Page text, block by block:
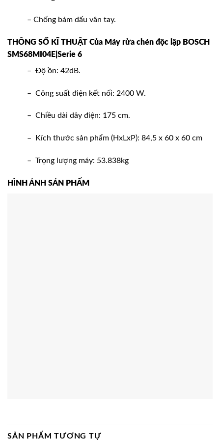
– Chống bám dấu vân tay.
THÔNG SỐ KĨ THUẬT Của Máy rửa chén độc lập BOSCH
SMS68MI04E|Serie 6
– Độ ồn: 42dB.
– Công suất điện kết nối: 2400 W.
– Chiều dài dây điện: 175 cm.
– Kích thước sản phẩm (HxLxP): 84,5 x 60 x 60 cm
– Trọng lượng máy: 53.838kg
HÌNH ẢNH SẢN PHẨM
SẢN PHẨM TƯƠNG TỰ